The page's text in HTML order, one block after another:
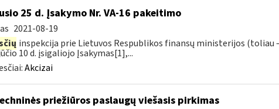
25 d. Įsakymo Nr. VA-16 pakeitimo
2021-08-19
inspekcija prie Lietuvos Respublikos finansų ministerijos (toliau
10 d. įsigaliojo Įsakymas[1],...
Akcizai
priežiūros paslaugų viešasis pirkimas